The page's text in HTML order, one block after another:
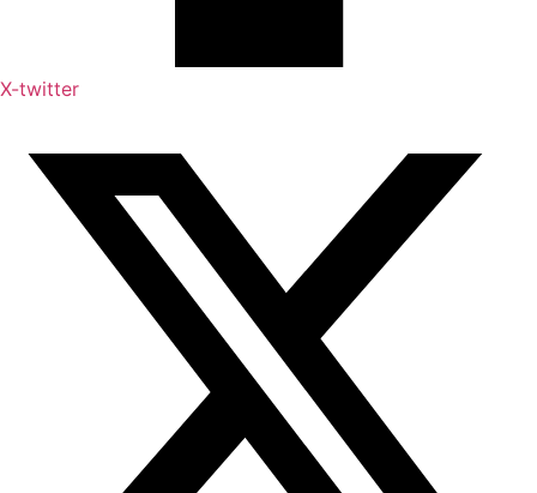
X-twitter